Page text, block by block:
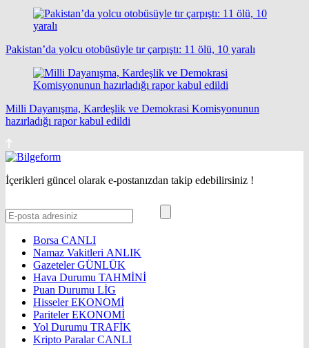
Pakistan’da yolcu otobüsüyle tır çarpıştı: 11 ölü, 10 yaralı
Milli Dayanışma, Kardeşlik ve Demokrasi Komisyonunun
hazırladığı rapor kabul edildi
İçerikleri güncel olarak e-postanızdan takip edebilirsiniz !
Borsa CANLI
Namaz Vakitleri ANLIK
GazetelerGÜNLÜK
Hava Durumu TAHMİNİ
Puan Durumu LİG
HisselerEKONOMİ
ParitelerEKONOMİ
Yol Durumu TRAFİK
Kripto ParalarCANLI